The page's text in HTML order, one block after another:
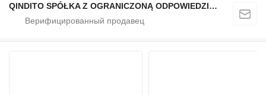
QINDITO SPÓŁKA Z OGRANICZONĄ ODPOWIEDZIALNOŚCIĄ